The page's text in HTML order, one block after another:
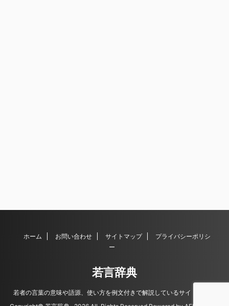
ホーム お問い合わせ サイトマップ
プライバシーポリシ
ー
若言辞典
若者の言葉の意味や語源、使い方を例文付きで解説しているサイトです。